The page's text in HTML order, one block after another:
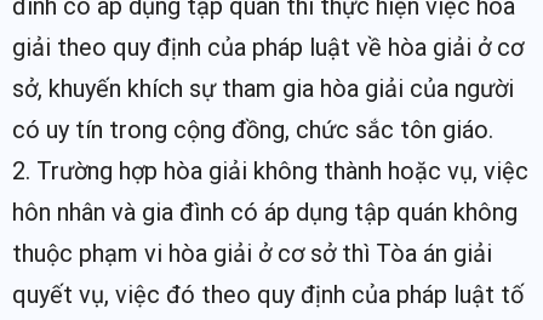
đình có áp dụng tập quán thì thực hiện việc hòa
giải theo quy định của pháp luật về hòa giải ở cơ
sở, khuyến khích sự tham gia hòa giải của người
có uy tín trong cộng đồng, chức sắc tôn giáo.
2. Trường hợp hòa giải không thành hoặc vụ, việc
hôn nhân và gia đình có áp dụng tập quán không
thuộc phạm vi hòa giải ở cơ sở thì Tòa án giải
quyết vụ, việc đó theo quy định của pháp luật tố